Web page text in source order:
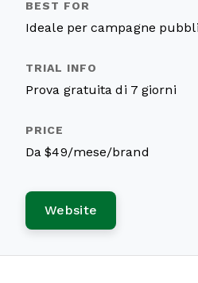
Ideale per campagne
Prova gratuita di 7 giorni
Da $49/mese/brand
Website